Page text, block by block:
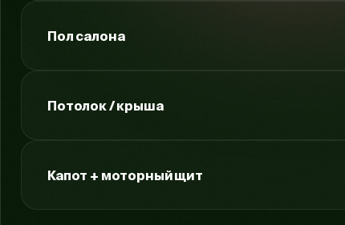
Пол салона
Потолок / крыша
Капот + моторный щит